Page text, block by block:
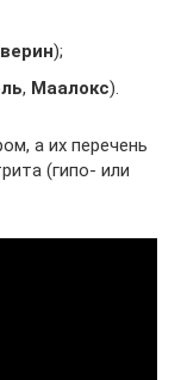
);
, Маалокс).
а их перечень
(гипо- или